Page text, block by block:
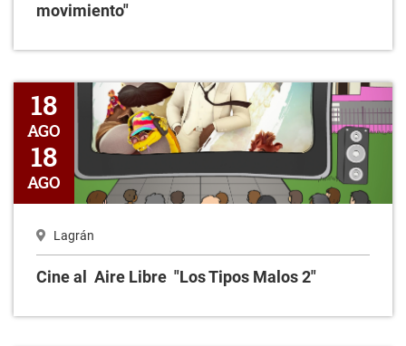
movimiento"
Cine al Aire Libre "Los Tipos Malos 2"
18
AGO
18
AGO
Lagrán
Cine al Aire Libre "Los Tipos Malos 2"